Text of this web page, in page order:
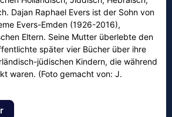
Dajan Raphael Evers ist der Sohn von
Evers-Emden (1926-2016),
Eltern. Seine Mutter überlebte den
später vier Bücher über ihre
jüdischen Kindern, die während
waren. (Foto gemacht von: J.